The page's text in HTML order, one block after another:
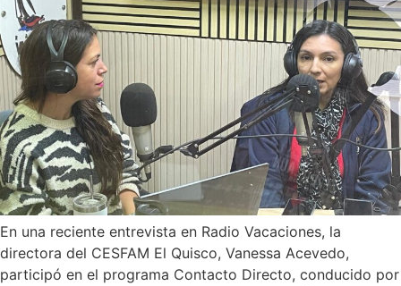
En una reciente entrevista en Radio Vacaciones, la
directora del CESFAM El Quisco, Vanessa Acevedo,
participó en el programa Contacto Directo, conducido por